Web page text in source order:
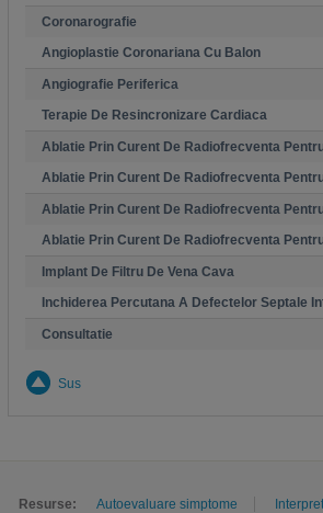
Coronarografie
Angioplastie Coronariana Cu Balon
Angiografie Periferica
Terapie De Resincronizare Cardiaca
Ablatie Prin Curent De Radiofrecventa
Ablatie Prin Curent De Radiofrecventa
Ablatie Prin Curent De Radiofrecventa
Ablatie Prin Curent De Radiofrecventa
Implant De Filtru De Vena Cava
Inchiderea Percutana A Defectelor Septale
Consultatie
Sus
Resurse: Autoevaluare simptome